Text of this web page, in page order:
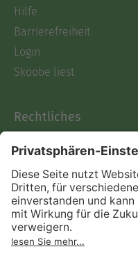
Hilfe
Barrierefreiheit
Login
Skoobe liest
Rechtliches
AGB
Informationen nach Data
Act
Verträge hier kündigen
Impressum